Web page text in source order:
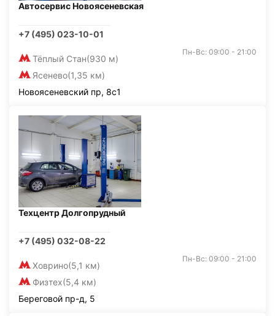
Автосервис Новоясеневская
+7 (495) 023-10-01
Тёплый Стан(930 м)
Ясенево(1,35 км)
Пн-Вс: 09:00 - 21:00
Новоясеневский пр, 8с1
Техцентр Долгопрудный
+7 (495) 032-08-22
Ховрино(5,1 км)
Физтех(5,4 км)
Пн-Вс: 09:00 - 21:00
Береговой пр-д, 5